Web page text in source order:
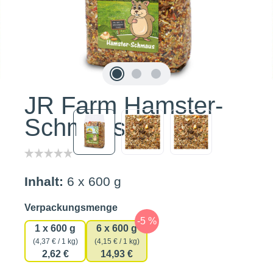
JR Farm Hamster-
Schmaus
Inhalt: 6 x 600 g
Verpackungsmengeauswählen
1 x 600 g
(4,37 € / 1 kg)
2,62 €
6 x 600 g
(4,15 € / 1 kg)
14,93 €